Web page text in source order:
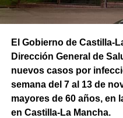
El Gobierno de Castilla-
Dirección General de
nuevos casos por
semana del 7 al 13 de
mayores de 60 años, en
en Castilla-La Mancha.